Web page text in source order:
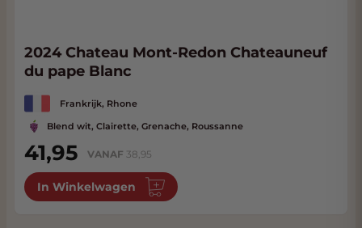
2024 Chateau Mont-Redon Chateauneuf
du pape Blanc
Frankrijk, Rhone
Blend wit, Clairette, Grenache, Roussanne
41,95 VANAF 38,95
In Winkelwagen